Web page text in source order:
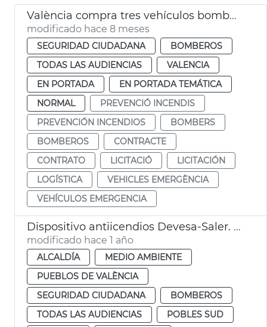
València compra tres vehículos bomberos
modificado hace 8 meses
SEGURIDAD CIUDADANA
BOMBEROS
TODAS LAS AUDIENCIAS
VALENCIA
EN PORTADA
EN PORTADA TEMÁTICA
NORMAL
PREVENCIÓ INCENDIS
PREVENCIÓN INCENDIOS
BOMBERS
BOMBEROS
CONTRACTE
CONTRATO
LICITACIÓ
LICITACIÓN
LOGÍSTICA
VEHICLES EMERGÈNCIA
VEHÍCULOS EMERGENCIA
Dispositivo antiicendios Devesa-Saler. València
modificado hace 1 año
ALCALDÍA
MEDIO AMBIENTE
PUEBLOS DE VALÈNCIA
SEGURIDAD CIUDADANA
BOMBEROS
TODAS LAS AUDIENCIAS
POBLES SUD